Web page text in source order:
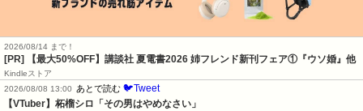
2026/08/14 まで！
[PR] 【最大50%OFF】講談社 夏電書2026 姉フレンド新刊フェア①『ウソ婚』他
Kindleストア
2026/08/08 13:00 あとで読む 🐦Tweet
【VTuber】柘榴シロ「その男はやめなさい」